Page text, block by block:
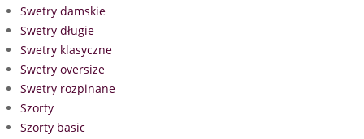
Swetry damskie
Swetry długie
Swetry klasyczne
Swetry oversize
Swetry rozpinane
Szorty
Szorty basic